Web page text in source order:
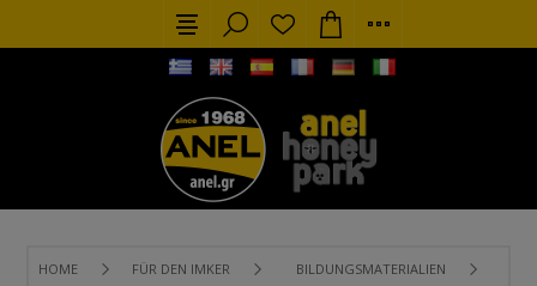
HOME FÜR DEN IMKER BILDUNGSMATERIALIEN